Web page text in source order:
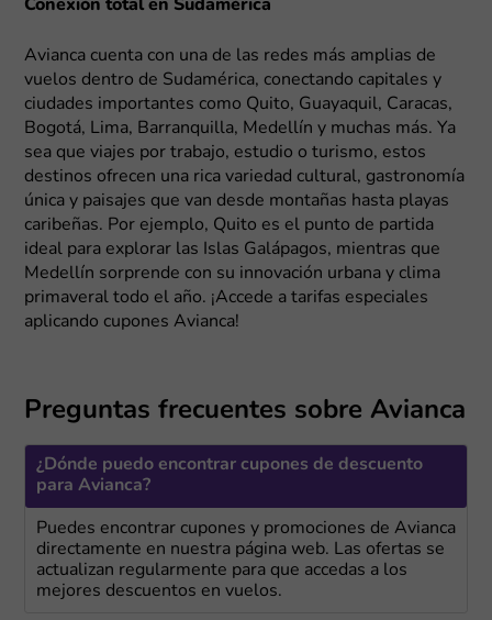
Conexión total en Sudamérica
Avianca cuenta con una de las redes más amplias de
vuelos dentro de Sudamérica, conectando capitales y
ciudades importantes como Quito, Guayaquil, Caracas,
Bogotá, Lima, Barranquilla, Medellín y muchas más. Ya
sea que viajes por trabajo, estudio o turismo, estos
destinos ofrecen una rica variedad cultural, gastronomía
única y paisajes que van desde montañas hasta playas
caribeñas. Por ejemplo, Quito es el punto de partida
ideal para explorar las Islas Galápagos, mientras que
Medellín sorprende con su innovación urbana y clima
primaveral todo el año. ¡Accede a tarifas especiales
aplicando cupones Avianca!
Preguntas frecuentes sobre Avianca
¿Dónde puedo encontrar cupones de descuento
para Avianca?
Puedes encontrar cupones y promociones de Avianca
directamente en nuestra página web. Las ofertas se
actualizan regularmente para que accedas a los
mejores descuentos en vuelos.